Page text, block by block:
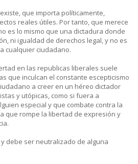
que importa políticamente,
reales útiles. Por tanto, que merece
es lo mismo que una dictadura donde
ni igualdad de derechos legal, y no es
cualquier ciudadano.
en las republicas liberales suele
que inculcan el constante escepticismo
a creer en un héreo dictador
y utópicas, como si fuera a
especial y que combate contra la
que rompe la libertad de expresión y
debe ser neutralizado de alguna